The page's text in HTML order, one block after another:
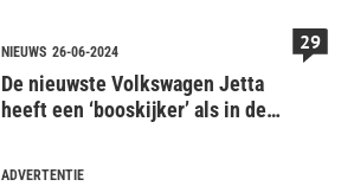
NIEUWS 26-06-2024
De nieuwste Volkswagen Jetta
heeft een ‘booskijker’ als in de
29
ADVERTENTIE